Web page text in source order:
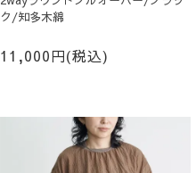
ク/知多木綿
11,000円(税込)